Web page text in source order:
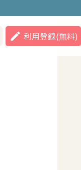
ログイン 登録する
利用登録(無料)